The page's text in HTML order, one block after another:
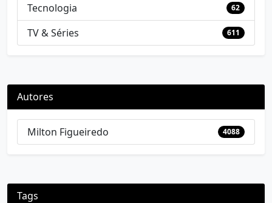
Tecnologia 62
TV & Séries 611
Autores
Milton Figueiredo 4088
Tags